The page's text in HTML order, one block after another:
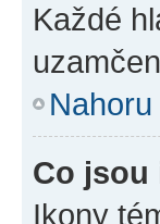
Každé
Nahoru
Co jsou
Ikony